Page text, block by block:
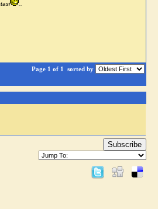
Page 1 of 1 sorted by
Subscribe